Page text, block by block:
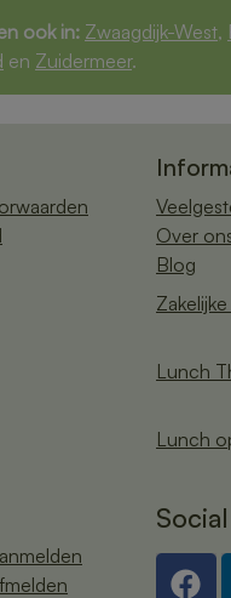
ook in: Zwaagdijk-West,
en Zuidermeer.
Over
Blog
Lunch
Lunch